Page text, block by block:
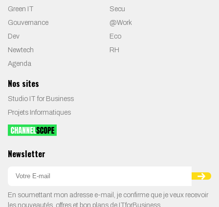
Green IT
Secu
Gouvernance
@Work
Dev
Eco
Newtech
RH
Agenda
Nos sites
Studio IT for Business
Projets Informatiques
Newsletter
En soumettant mon adresse e-mail, je confirme que je veux recevoir
les nouveautés, offres et bon plans de ITforBusiness.